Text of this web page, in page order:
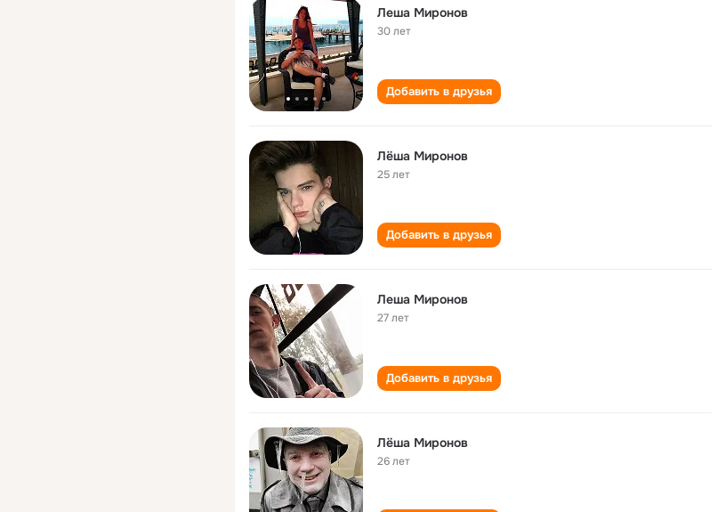
Леша Миронов
30 лет
Добавить в друзья
Лёша Миронов
25 лет
Добавить в друзья
Леша Миронов
27 лет
Добавить в друзья
Лёша Миронов
26 лет